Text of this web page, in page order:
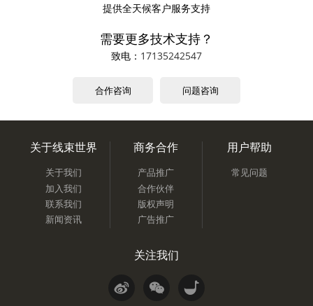
提供全天候客户服务支持
需要更多技术支持？
致电： 17135242547
合作咨询 问题咨询
关于线束世界
关于我们
加入我们
联系我们
新闻资讯
商务合作
产品推广
合作伙伴
版权声明
广告推广
用户帮助
常见问题
关注我们